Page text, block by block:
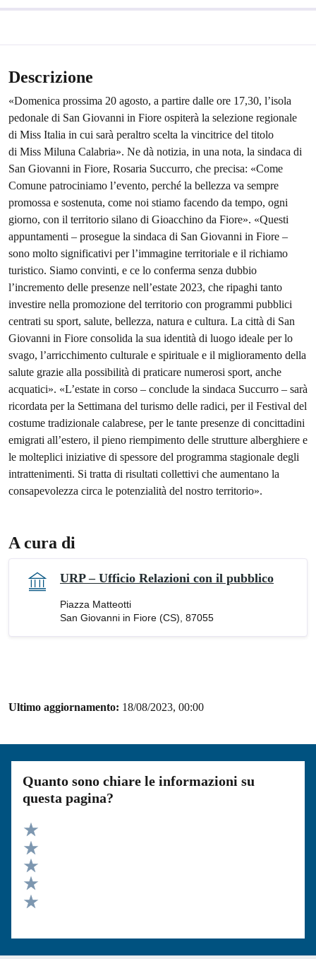
Descrizione
«Domenica prossima 20 agosto, a partire dalle ore 17,30, l’isola
pedonale di San Giovanni in Fiore ospiterà la selezione regionale
di Miss Italia in cui sarà peraltro scelta la vincitrice del titolo
di Miss Miluna Calabria». Ne dà notizia, in una nota, la sindaca di
San Giovanni in Fiore, Rosaria Succurro, che precisa: «Come
Comune patrociniamo l’evento, perché la bellezza va sempre
promossa e sostenuta, come noi stiamo facendo da tempo, ogni
giorno, con il territorio silano di Gioacchino da Fiore». «Questi
appuntamenti – prosegue la sindaca di San Giovanni in Fiore –
sono molto significativi per l’immagine territoriale e il richiamo
turistico. Siamo convinti, e ce lo conferma senza dubbio
l’incremento delle presenze nell’estate 2023, che ripaghi tanto
investire nella promozione del territorio con programmi pubblici
centrati su sport, salute, bellezza, natura e cultura. La città di San
Giovanni in Fiore consolida la sua identità di luogo ideale per lo
svago, l’arricchimento culturale e spirituale e il miglioramento della
salute grazie alla possibilità di praticare numerosi sport, anche
acquatici». «L’estate in corso – conclude la sindaca Succurro – sarà
ricordata per la Settimana del turismo delle radici, per il Festival del
costume tradizionale calabrese, per le tante presenze di concittadini
emigrati all’estero, il pieno riempimento delle strutture alberghiere e
le molteplici iniziative di spessore del programma stagionale degli
intrattenimenti. Si tratta di risultati collettivi che aumentano la
consapevolezza circa le potenzialità del nostro territorio».
A cura di
URP – Ufficio Relazioni con il pubblico
Piazza Matteotti
San Giovanni in Fiore (CS), 87055
Ultimo aggiornamento: 18/08/2023, 00:00
Quanto sono chiare le informazioni su
questa pagina?
Valuta 5 stelle su 5
Valuta 4 stelle su 5
Valuta 3 stelle su 5
Valuta 2 stelle su 5